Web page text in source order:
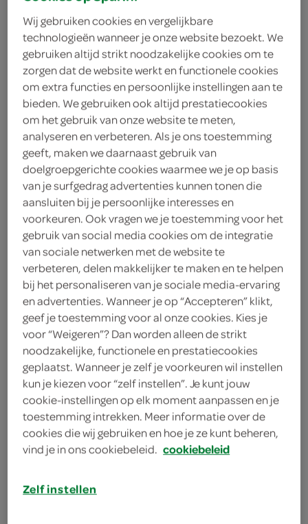
Duni Servetten Silent
Grace
Duni
3.28
20 Stuks
Let op: aanbiedingen zijn niet zichtbaar bij de
producten, maar worden wél automatisch
verwerkt in de winkelmand.
Wij gebruiken cookies en vergelijkbare
technologieën wanneer je onze website bezoekt. We
gebruiken altijd strikt noodzakelijke cookies om te
zorgen dat de website werkt en functionele cookies
om extra functies en persoonlijke instellingen aan te
bieden. We gebruiken ook altijd prestatiecookies
om het gebruik van onze website te meten,
analyseren en verbeteren. Als je ons toestemming
geeft, maken we daarnaast gebruik van
doelgroepgerichte cookies waarmee we je op basis
van je surfgedrag advertenties kunnen tonen die
aansluiten bij je persoonlijke interesses en
voorkeuren. Ook vragen we je toestemming voor het
gebruik van social media cookies om de integratie
van sociale netwerken met de website te
verbeteren, delen makkelijker te maken en te helpen
bij het personaliseren van je sociale media-ervaring
en advertenties. Wanneer je op “Accepteren” klikt,
geef je toestemming voor al onze cookies. Kies je
voor “Weigeren”? Dan worden alleen de strikt
noodzakelijke, functionele en prestatiecookies
geplaatst. Wanneer je zelf je voorkeuren wil instellen
kun je kiezen voor “zelf instellen”. Je kunt jouw
cookie-instellingen op elk moment aanpassen en je
toestemming intrekken. Meer informatie over de
cookies die wij gebruiken en hoe je ze kunt beheren,
vind je in ons cookiebeleid. cookiebeleid
Zelf instellen